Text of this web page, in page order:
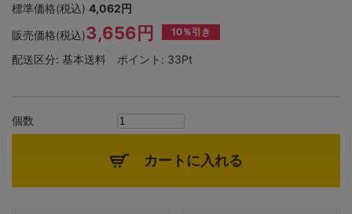
標準価格(税込) 4,062円
販売価格(税込)3,656円 10％引き
配送区分: 基本送料 ポイント: 33Pt
個数
カートに入れる